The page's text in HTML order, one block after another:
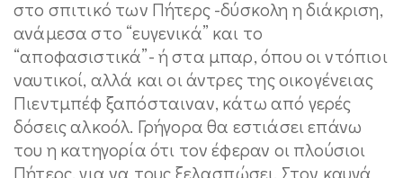
στο σπιτικό των Πήτερς -δύσκολη η διάκριση,
ανάμεσα στο “ευγενικά” και το
“αποφασιστικά”- ή στα μπαρ, όπου οι ντόπιοι
ναυτικοί, αλλά και οι άντρες της οικογένειας
Πιεντμπέφ ξαπόσταιναν, κάτω από γερές
δόσεις αλκοόλ. Γρήγορα θα εστιάσει επάνω
του η κατηγορία ότι τον έφεραν οι πλούσιοι
Πήτερς, για να τους ξελασπώσει. Στον καυγά